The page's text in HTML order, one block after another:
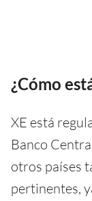
¿Cómo
XE está
Banco
otros países
pertinentes,